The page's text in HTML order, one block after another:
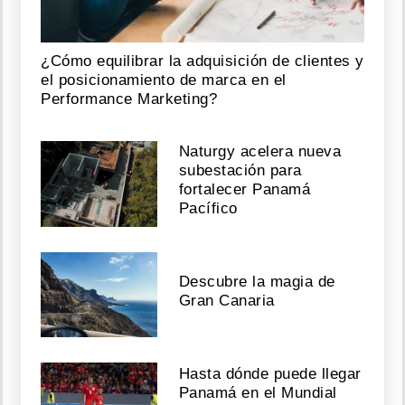
abuela
Ned
en
Spider-
Man
2026
¡Hizo
una
pausa
por
su
salud
Kiara
revela
¿Cómo equilibrar la adquisición de clientes y
el posicionamiento de marca en el
Performance Marketing?
Naturgy acelera nueva
subestación para
fortalecer Panamá
Pacífico
Descubre la magia de
Gran Canaria
Hasta dónde puede llegar
Panamá en el Mundial